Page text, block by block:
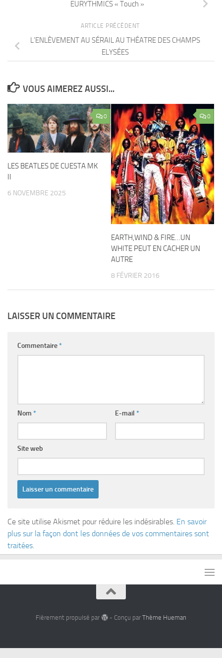
EURYTHMICS « Touch »
ARTICLE PRÉCÉDENT
L’ENLÈVEMENT AU SÉRAIL AU THÉATRE DES CHAMPS
ELYSÉES
VOUS AIMEREZ AUSSI...
0
LES BEATLES DE CUESTA MK
II
6 NOVEMBRE 2025
0
EARTH,WIND & FIRE…UN
WHITE PEUT EN CACHER UN
AUTRE
8 FÉVRIER 2016
LAISSER UN COMMENTAIRE
Commentaire*
Nom * E-mail *
Site web
Ce site utilise Akismet pour réduire les indésirables. En savoir
plus sur la façon dont les données de vos commentaires sont
traitées
Fièrement propulsé par - Conçu par Thème Hueman